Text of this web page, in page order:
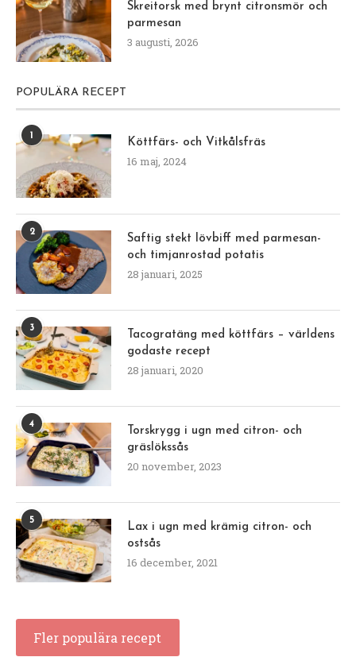
Skreitorsk med brynt citronsmör och
parmesan
3 augusti, 2026
POPULÄRA RECEPT
1
Köttfärs- och Vitkålsfräs
16 maj, 2024
2
Saftig stekt lövbiff med parmesan-
och timjanrostad potatis
28 januari, 2025
3
Tacogratäng med köttfärs – världens
godaste recept
28 januari, 2020
4
Torskrygg i ugn med citron- och
gräslökssås
20 november, 2023
5
Lax i ugn med krämig citron- och
ostsås
16 december, 2021
Fler populära recept